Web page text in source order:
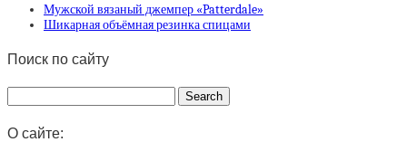
Мужской вязаный джемпер «Patterdale»
Шикарная объёмная резинка спицами
Поиск по сайту
О сайте: